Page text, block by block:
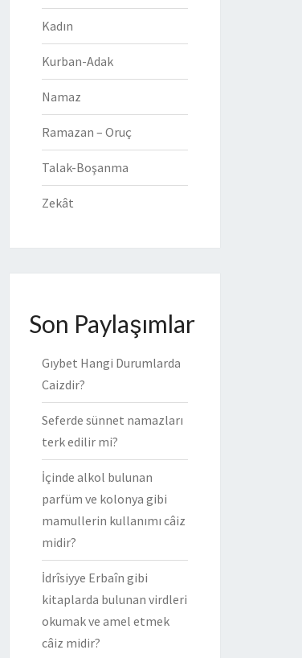
Kadın
Kurban-Adak
Namaz
Ramazan – Oruç
Talak-Boşanma
Zekât
Son Paylaşımlar
Gıybet Hangi Durumlarda
Caizdir?
Seferde sünnet namazları
terk edilir mi?
İçinde alkol bulunan
parfüm ve kolonya gibi
mamullerin kullanımı câiz
midir?
İdrîsiyye Erbaîn gibi
kitaplarda bulunan virdleri
okumak ve amel etmek
câiz midir?